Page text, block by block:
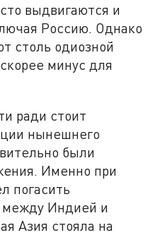
выдвигаются и
Россию. Однако
столь одиозной
минус для
ради стоит
нынешнего
были
Именно при
погасить
между Индией и
Азия стояла на